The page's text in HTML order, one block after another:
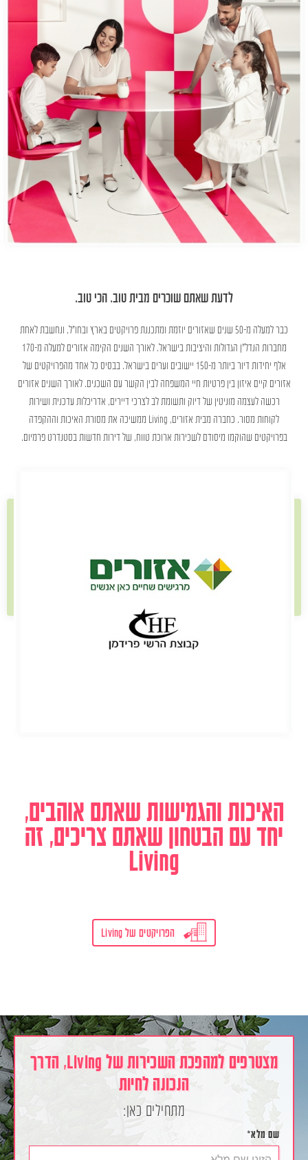
לדעת שאתם שוכרים מבית טוב. הכי טוב.
כבר למעלה מ-50 שנים שאזורים יוזמת ומתכננת פרויקטים בארץ ובחו”ל, ונחשבת לאחת
מחברות הנדל”ן הגדולות והיציבות בישראל. לאורך השנים הקימה אזורים למעלה מ-170
אלף יחידות דיור ביותר מ-150 יישובים וערים בישראל. בבסיס כל אחד מהפרויקטים של
אזורים קיים איזון בין פרטיות חיי המשפחה לבין הקשר עם השכנים. לאורך השנים אזורים
רכשה לעצמה מוניטין של דיוק ותשומת לב לצרכי דיירים, אדריכלות עדכנית ושירות
לקוחות מסור. כחברה מבית אזורים, Living ממשיכה את מסורת האיכות וההקפדה
בפרויקטים שהוקמו מיסודם לשכירות ארוכת טווח, של דירות חדשות בסטנדרט פרמיום.
האיכות והגמישות שאתם אוהבים,
יחד עם הבטחון שאתם צריכים, זה
Living
הפרויקטים של Living
מצטרפים למהפכת השכירות של Living, הדרך
הנכונה לחיות
מתחילים כאן:
שם מלא*